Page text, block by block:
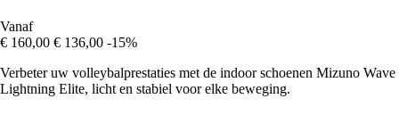
Vanaf
€ 160,00 € 136,00 -15%
Verbeter uw volleybalprestaties met de indoor schoenen Mizuno Wave
Lightning Elite, licht en stabiel voor elke beweging.